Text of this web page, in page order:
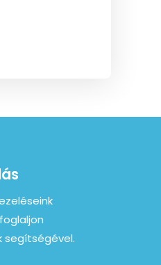
segítségével.